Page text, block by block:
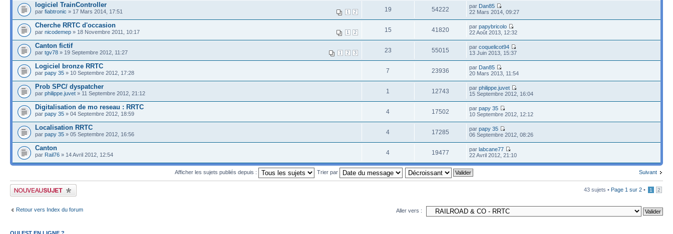
logiciel TrainController
1 2
par fiabtronic » 17 Mars 2014, 17:51 19 54222 par Dan85
22 Mars 2014, 09:27
Cherche RRTC d'occasion
1 2
par nicodemep » 18 Novembre 2011, 10:17 15 41820 parpapybricolo
22 Août 2013, 12:32
Canton fictif
1 2 3
par tgv78 » 19 Septembre 2012, 11:27 23 55015 parcoquelicot94
13 Juin 2013, 15:37
Logiciel bronze RRTC
par papy 35 » 10 Septembre 2012, 17:28 7 23936 par Dan85
20 Mars 2013, 11:54
Prob SPC/ dyspatcher
par philippe.juvet » 11 Septembre 2012, 21:12 1 12743 parphilippe.juvet
15 Septembre 2012, 16:04
Digitalisation de mo reseau : RRTC
par papy 35 » 04 Septembre 2012, 18:59 4 17502 parpapy 35
10 Septembre 2012, 12:12
Localisation RRTC
par papy 35 » 05 Septembre 2012, 16:56 4 17285 parpapy 35
06 Septembre 2012, 08:26
Canton
par Rail76 » 14 Avril 2012, 12:54 4 19477 parlabcane77
22 Avril 2012, 21:10
Suivant
Afficher les sujets publiés depuis : Trier par
Publier un nouveau sujet 43 sujets • Page 1 sur 2 • 1 2
Retour vers Index du forum Aller vers :
QUI EST EN LIGNE ?